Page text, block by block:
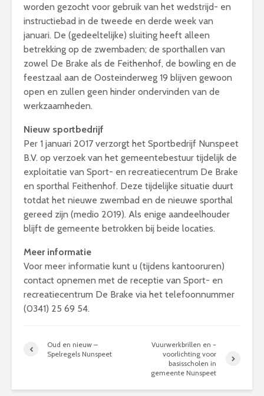
worden gezocht voor gebruik van het wedstrijd- en
instructiebad in de tweede en derde week van
januari. De (gedeeltelijke) sluiting heeft alleen
betrekking op de zwembaden; de sporthallen van
zowel De Brake als de Feithenhof, de bowling en de
feestzaal aan de Oosteinderweg 19 blijven gewoon
open en zullen geen hinder ondervinden van de
werkzaamheden.
Nieuw sportbedrijf
Per 1 januari 2017 verzorgt het Sportbedrijf Nunspeet
B.V. op verzoek van het gemeentebestuur tijdelijk de
exploitatie van Sport- en recreatiecentrum De Brake
en sporthal Feithenhof. Deze tijdelijke situatie duurt
totdat het nieuwe zwembad en de nieuwe sporthal
gereed zijn (medio 2019). Als enige aandeelhouder
blijft de gemeente betrokken bij beide locaties.
Meer informatie
Voor meer informatie kunt u (tijdens kantooruren)
contact opnemen met de receptie van Sport- en
recreatiecentrum De Brake via het telefoonnummer
(0341) 25 69 54.
Oud en nieuw –
Spelregels Nunspeet
Vuurwerkbrillen en -
voorlichting voor
basisscholen in
gemeente Nunspeet